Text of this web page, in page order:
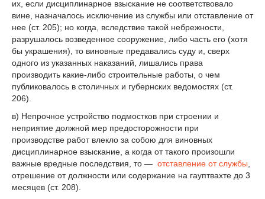
их, если дисциплинарное взыскание не соответствовало
вине, назначалось исключение из службы или отставление от
нее (ст. 205); но когда, вследствие такой небрежности,
разрушалось возведенное сооружение, либо часть его (хотя
бы украшения), то виновные предавались суду и, сверх
одного из указанных наказаний, лишались права
производить какие-либо строительные работы, о чем
публиковалось в столичных и губернских ведомостях (ст.
206).
в) Непрочное устройство подмостков при строении и
неприятие должной мер предосторожности при
производстве работ влекло за собою для виновных
дисциплинарное взыскание, а когда от такого произошли
важные вредные последствия, то — отставление от службы
отрешение от должности или содержание на гауптвахте до 3
месяцев (ст. 208).